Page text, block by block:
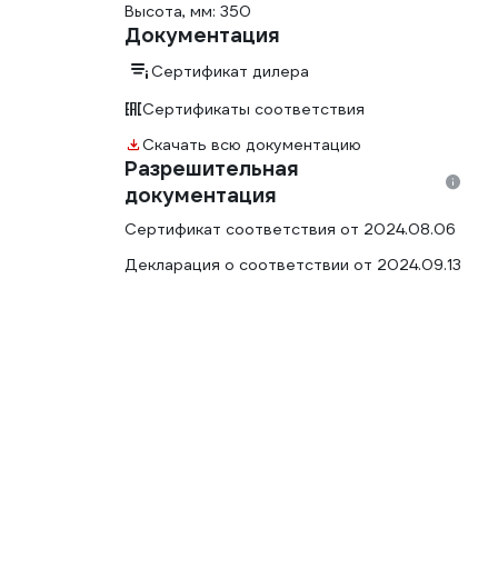
Высота, мм: 350
Документация
Сертификат дилера
Сертификаты соответствия
Скачать всю документацию
Разрешительная
документация
Сертификат соответствия от 2024.08.06
Декларация о соответствии от 2024.09.13